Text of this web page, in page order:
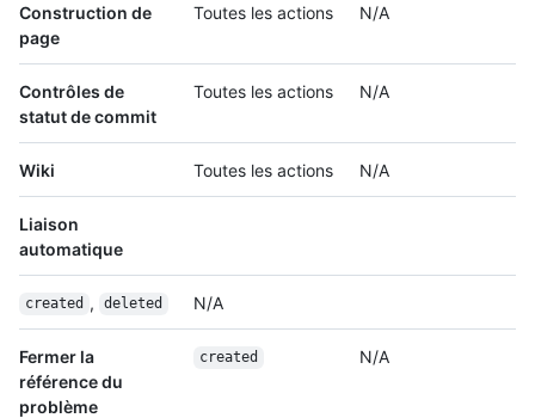
Construction de
page
Toutes les actions N/A
Contrôles de
statut de commit
Toutes les actions N/A
Wiki Toutes les actions N/A
Liaison
automatique
created , deleted N/A
Fermer la
référence du
problème
created N/A